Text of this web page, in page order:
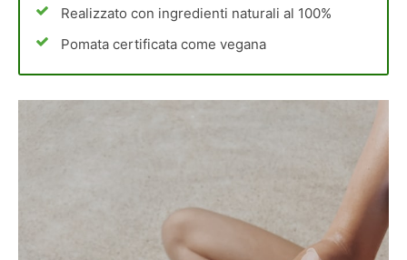
Realizzato con ingredienti naturali al 100%
Pomata certificata come vegana